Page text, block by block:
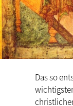
Das so